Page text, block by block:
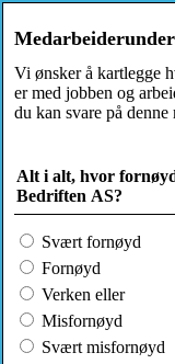
Vi ønsker å kartlegge
er med jobben og
du kan svare på denne
Alt i alt, hvor
Bedriften AS?
Svært fornøyd
Fornøyd
Verken eller
Misfornøyd
Svært misfornøyd